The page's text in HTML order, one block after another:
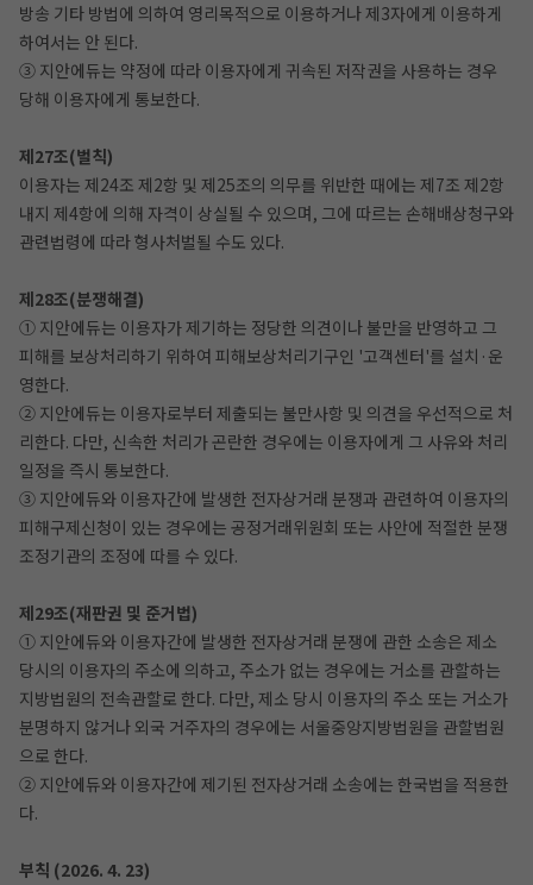
방송 기타 방법에 의하여 영리목적으로 이용하거나 제3자에게 이용하게
하여서는 안 된다.
③ 지안에듀는 약정에 따라 이용자에게 귀속된 저작권을 사용하는 경우
당해 이용자에게 통보한다.
제27조(벌칙)
이용자는 제24조 제2항 및 제25조의 의무를 위반한 때에는 제7조 제2항
내지 제4항에 의해 자격이 상실될 수 있으며, 그에 따르는 손해배상청구와
관련법령에 따라 형사처벌될 수도 있다.
제28조(분쟁해결)
① 지안에듀는 이용자가 제기하는 정당한 의견이나 불만을 반영하고 그
피해를 보상처리하기 위하여 피해보상처리기구인 '고객센터'를 설치·운
영한다.
② 지안에듀는 이용자로부터 제출되는 불만사항 및 의견을 우선적으로 처
리한다. 다만, 신속한 처리가 곤란한 경우에는 이용자에게 그 사유와 처리
일정을 즉시 통보한다.
③ 지안에듀와 이용자간에 발생한 전자상거래 분쟁과 관련하여 이용자의
피해구제신청이 있는 경우에는 공정거래위원회 또는 사안에 적절한 분쟁
조정기관의 조정에 따를 수 있다.
제29조(재판권 및 준거법)
① 지안에듀와 이용자간에 발생한 전자상거래 분쟁에 관한 소송은 제소
당시의 이용자의 주소에 의하고, 주소가 없는 경우에는 거소를 관할하는
지방법원의 전속관할로 한다. 다만, 제소 당시 이용자의 주소 또는 거소가
분명하지 않거나 외국 거주자의 경우에는 서울중앙지방법원을 관할법원
으로 한다.
② 지안에듀와 이용자간에 제기된 전자상거래 소송에는 한국법을 적용한
다.
부칙 (2026. 4. 23)